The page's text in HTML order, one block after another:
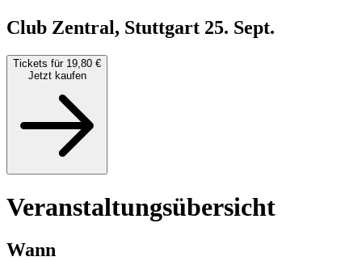
Club Zentral, Stuttgart 25. Sept.
Tickets für 19,80 €
Jetzt kaufen
Veranstaltungsübersicht
Wann